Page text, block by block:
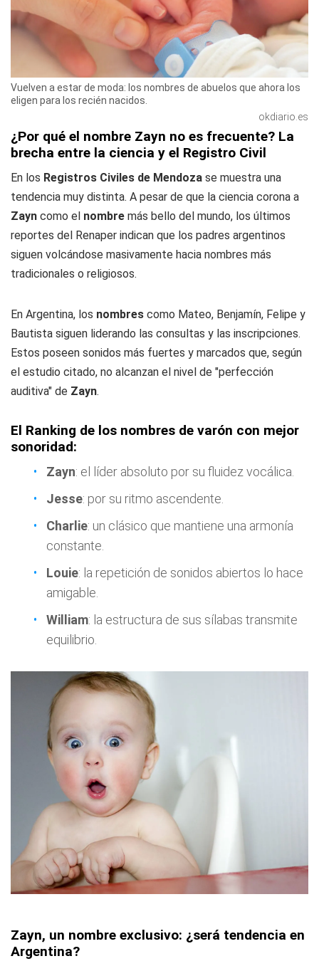
Vuelven a estar de moda: los nombres de abuelos que ahora los
eligen para los recién nacidos.
okdiario.es
¿Por qué el nombre Zayn no es frecuente? La
brecha entre la ciencia y el Registro Civil
En los Registros Civiles de Mendoza se muestra una
tendencia muy distinta. A pesar de que la ciencia corona a
Zayn como el nombre más bello del mundo, los últimos
reportes del Renaper indican que los padres argentinos
siguen volcándose masivamente hacia nombres más
tradicionales o religiosos.
En Argentina, los nombres como Mateo, Benjamín, Felipe y
Bautista siguen liderando las consultas y las inscripciones.
Estos poseen sonidos más fuertes y marcados que, según
el estudio citado, no alcanzan el nivel de "perfección
auditiva" de Zayn.
El Ranking de los nombres de varón con mejor
sonoridad:
Zayn: el líder absoluto por su fluidez vocálica.
Jesse: por su ritmo ascendente.
Charlie: un clásico que mantiene una armonía
constante.
Louie: la repetición de sonidos abiertos lo hace
amigable.
William: la estructura de sus sílabas transmite
equilibrio.
Zayn, un nombre exclusivo: ¿será tendencia en
Argentina?